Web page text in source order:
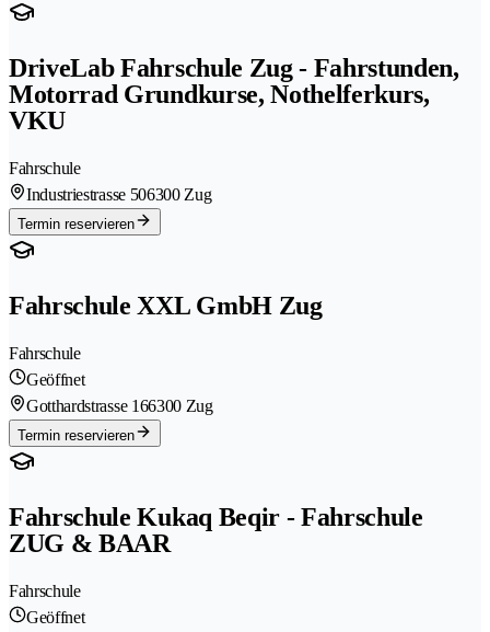
DriveLab Fahrschule Zug - Fahrstunden,
Motorrad Grundkurse, Nothelferkurs,
VKU
Fahrschule
Industriestrasse 506300 Zug
Termin reservieren
Fahrschule XXL GmbH Zug
Fahrschule
Geöffnet
Gotthardstrasse 166300 Zug
Termin reservieren
Fahrschule Kukaq Beqir - Fahrschule
ZUG & BAAR
Fahrschule
Geöffnet